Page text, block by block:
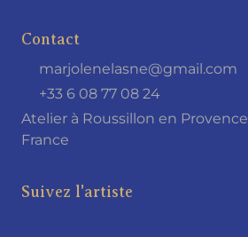
Contact
marjolenelasne@gmail.com
+33 6 08 77 08 24
Atelier à Roussillon en Provence
France
Suivez l'artiste